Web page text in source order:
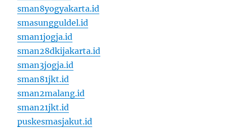
sman8yogyakarta.id
smasungguldel.id
sman1jogja.id
sman28dkijakarta.id
sman3jogja.id
sman81jkt.id
sman2malang.id
sman21jkt.id
puskesmasjakut.id